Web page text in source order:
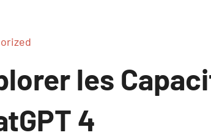
les
4